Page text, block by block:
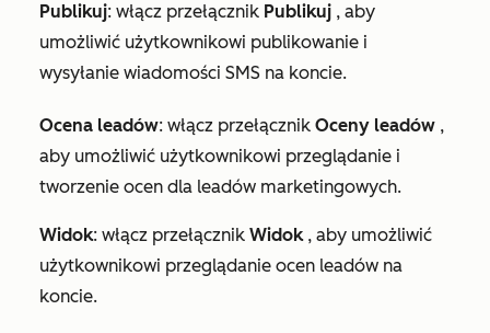
Publikuj: włącz przełącznik Publikuj , aby
umożliwić użytkownikowi publikowanie i
wysyłanie wiadomości SMS na koncie.
Ocena leadów: włącz przełącznik Oceny leadów ,
aby umożliwić użytkownikowi przeglądanie i
tworzenie ocen dla leadów marketingowych.
Widok: włącz przełącznik Widok, aby umożliwić
użytkownikowi przeglądanie ocen leadów na
koncie.